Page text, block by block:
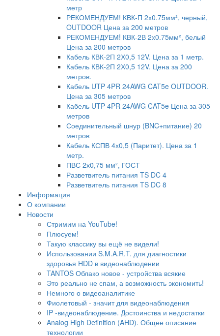
метр
РЕКОМЕНДУЕМ! КВК-П 2х0.75мм², черный,
OUTDOOR Цена за 200 метров
РЕКОМЕНДУЕМ! КВК-2В 2х0.75мм², белый
Цена за 200 метров
Кабель КВК-2П 2Х0,5 12V. Цена за 1 метр.
Кабель КВК-2П 2Х0,5 12V. Цена за 200
метров.
Кабель UTP 4PR 24AWG CAT5e OUTDOOR.
Цена за 305 метров
Кабель UTP 4PR 24AWG CAT5e Цена за 305
метров
Соединительный шнур (BNC+питание) 20
метров
Кабель КСПВ 4х0,5 (Паритет). Цена за 1
метр.
ПВС 2х0,75 мм², ГОСТ
Разветвитель питания TS DC 4
Разветвитель питания TS DC 8
Информация
О компании
Новости
Стримим на YouTube!
Плюсуем!
Такую классику вы ещё не видели!
Использовании S.M.A.R.T. для диагностики
здоровья HDD в видеонаблюдении
TANTOS Облако новое - устройства всякие
Это реально не спам, а возможность экономить!
Немного о видеоаналитике
Фиолетовый - значит для видеонаблюдения
IP -видеонаблюдение. Достоинства и недостатки
Analog High Definition (AHD). Общее описание
технологии